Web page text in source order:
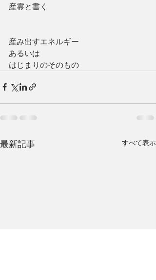
産霊と書く
産み出すエネルギー
あるいは
はじまりのそのもの
最新記事 すべて表示